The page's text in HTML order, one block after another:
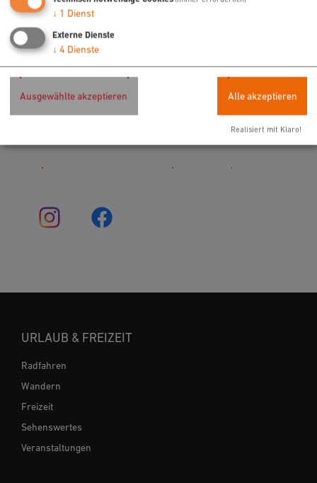
Möchten Sie von „OpenStreetMap/Leaflet“
bereitgestellte externe Inhalte laden?
Pizzeria Venezia GmbH
Kastengasse 6
URLAUB & FREIZEIT
Radfahren
Wandern
Freizeit
Sehenswertes
Veranstaltungen
↓ 1 Dienst
Externe Dienste
↓ 4 Dienste
Ausgewählte akzeptieren Alle akzeptieren
Realisiert mit Klaro!